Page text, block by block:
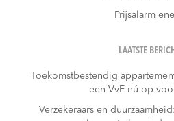
Prijsalarm
LAATSTE
Toekomstbestendig
een VvE nú op
Verzekeraars en